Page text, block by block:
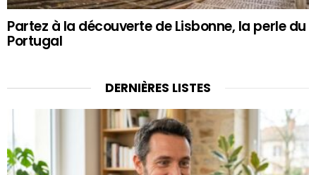
Partez à la découverte de Lisbonne, la perle du
Portugal
DERNIÈRES LISTES